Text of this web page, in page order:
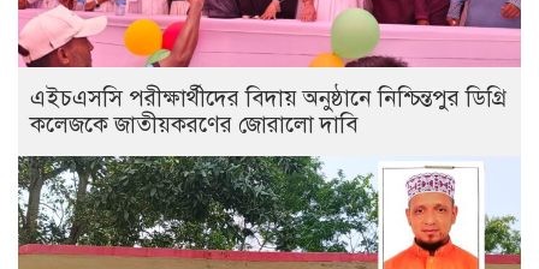
এইচএসসি পরীক্ষার্থীদের বিদায় অনুষ্ঠানে নিশ্চিন্তপুর ডিগ্রি
কলেজকে জাতীয়করণের জোরালো দাবি